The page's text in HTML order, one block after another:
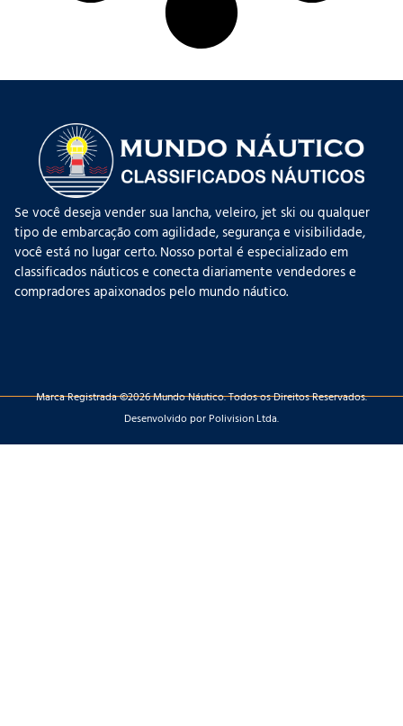
Se você deseja vender sua lancha, veleiro, jet ski ou qualquer
tipo de embarcação com agilidade, segurança e visibilidade,
você está no lugar certo. Nosso portal é especializado em
classificados náuticos e conecta diariamente vendedores e
compradores apaixonados pelo mundo náutico.
Marca Registrada ©2026 Mundo Náutico. Todos os Direitos Reservados.
Desenvolvido por Polivision Ltda.